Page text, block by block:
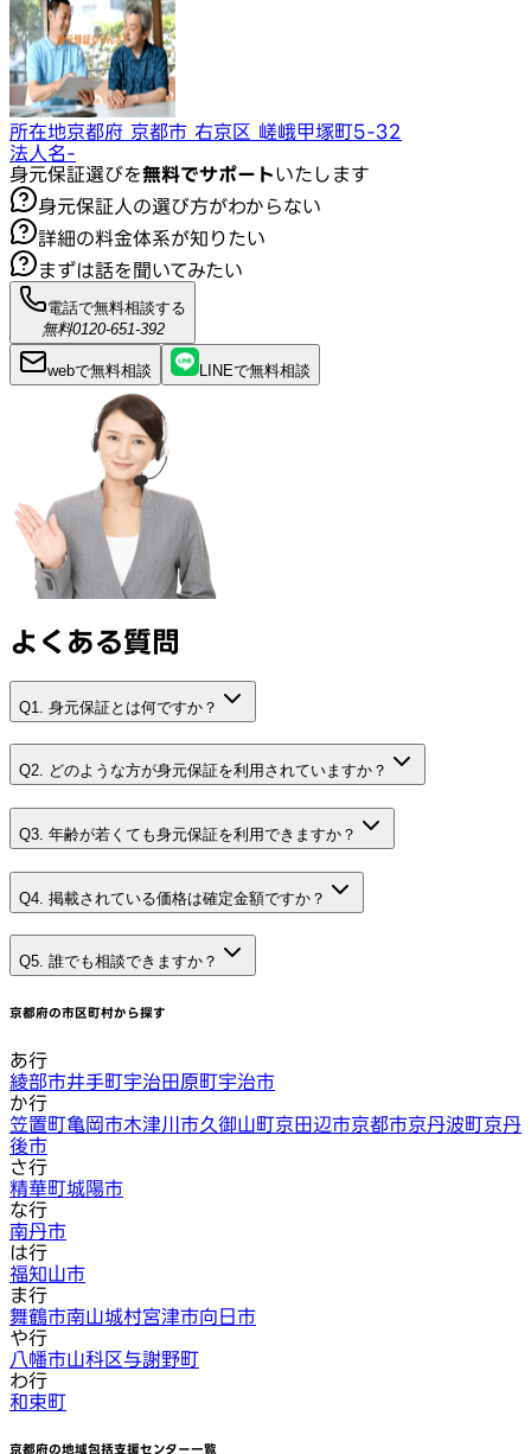
所在地京都府 京都市 右京区 嵯峨甲塚町5-32
法人名-
身元保証選びを無料でサポートいたします
身元保証人の選び方がわからない
詳細の料金体系が知りたい
まずは話を聞いてみたい
電話で無料相談する
無料0120-651-392
webで無料相談 LINEで無料相談
よくある質問
Q1. 身元保証とは何ですか？
Q2. どのような方が身元保証を利用されていますか？
Q3. 年齢が若くても身元保証を利用できますか？
Q4. 掲載されている価格は確定金額ですか？
Q5. 誰でも相談できますか？
京都府の市区町村から探す
あ行
綾部市井手町宇治田原町宇治市
か行
笠置町亀岡市木津川市久御山町京田辺市京都市京丹波町京丹
後市
さ行
精華町城陽市
な行
南丹市
は行
福知山市
ま行
舞鶴市南山城村宮津市向日市
や行
八幡市山科区与謝野町
わ行
和束町
京都府の地域包括支援センター一覧